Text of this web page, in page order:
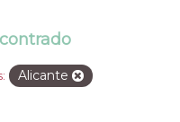
Alicante